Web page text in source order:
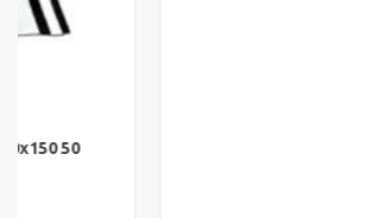
Курьерский белый пакет без кармана